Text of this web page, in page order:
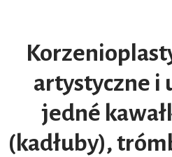
artystyczne i
jedné
(kadłuby),